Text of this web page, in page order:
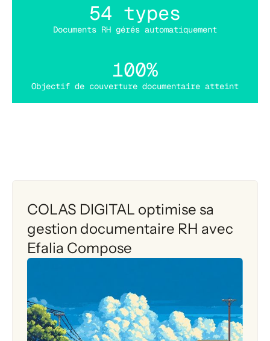
54 types
Documents RH gérés automatiquement
100%
Objectif de couverture documentaire atteint
COLAS DIGITAL optimise sa
gestion documentaire RH avec
Efalia Compose